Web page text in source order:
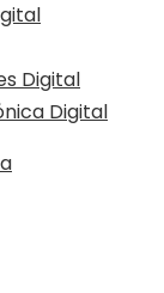
Digital
Digital